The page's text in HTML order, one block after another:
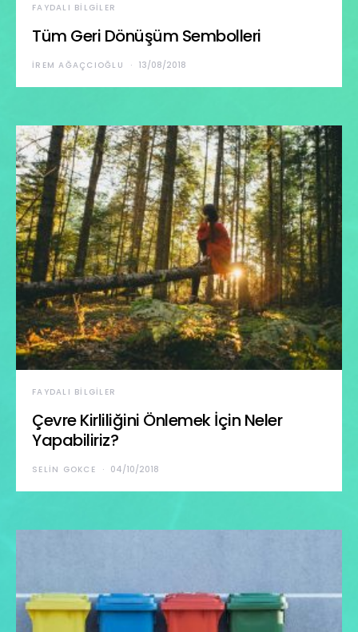
FAYDALI BILGILER
Tüm Geri Dönüşüm Sembolleri
İREM AĞAÇCIOĞLU 13/08/2018
FAYDALI BILGILER
Çevre Kirliliğini Önlemek İçin Neler
Yapabiliriz?
SELIN GOKCE 04/10/2018